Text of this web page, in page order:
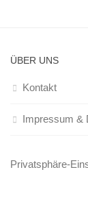
ÜBER UNS
Kontakt
Impressum &
Privatsphäre-